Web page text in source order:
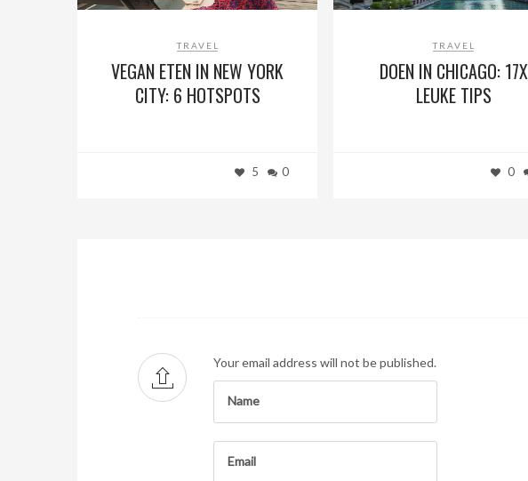
TRAVEL
VEGAN ETEN IN NEW YORK
CITY: 6 HOTSPOTS
5 0
TRAVEL
DOEN IN CHICAGO: 17X
LEUKE TIPS
0
Your email address will not be published.